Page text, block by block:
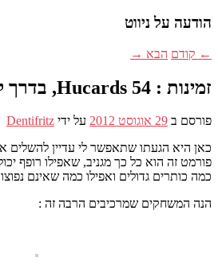
הודעה על ניווט
← קודם הבא →
זמינות : 54 Hucards, בדרך לעניי fullset !
פורסם ב 29 אוגוסט 2012 על ידי Dentifritz
כמה כותרים גדולים ואפילו כמה שאינם
הנה המשחקים שמרכיבים הרבה זה :